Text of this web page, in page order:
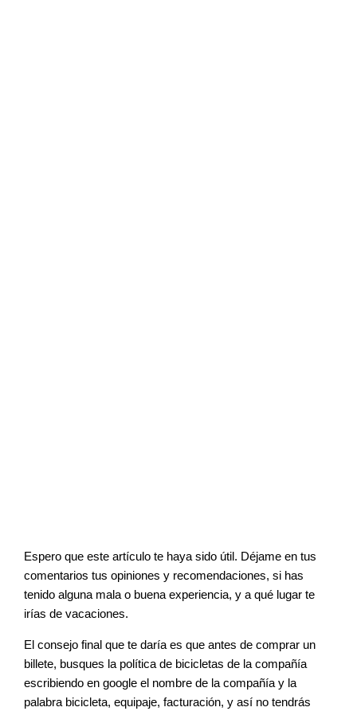
Espero que este artículo te haya sido útil. Déjame en tus
comentarios tus opiniones y recomendaciones, si has
tenido alguna mala o buena experiencia, y a qué lugar te
irías de vacaciones.
El consejo final que te daría es que antes de comprar un
billete, busques la política de bicicletas de la compañía
escribiendo en google el nombre de la compañía y la
palabra bicicleta, equipaje, facturación, y así no tendrás